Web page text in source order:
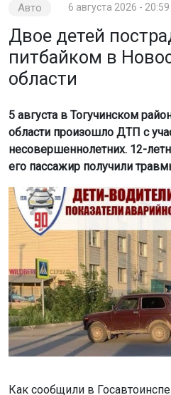
Авто 6 августа 2026 - 20:59
Двое детей
питбайком в
области
5 августа в Тогучинском
области произошло ДТП с
несовершеннолетних. 12-
его пассажир получили
Как сообщили в